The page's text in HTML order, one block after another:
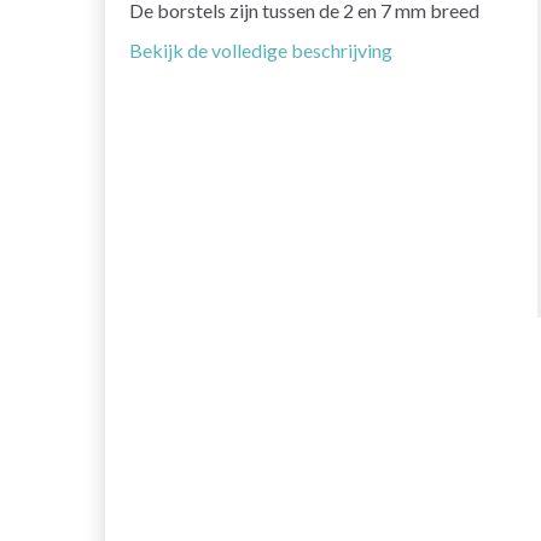
De borstels zijn tussen de 2 en 7 mm breed
Bekijk de volledige beschrijving